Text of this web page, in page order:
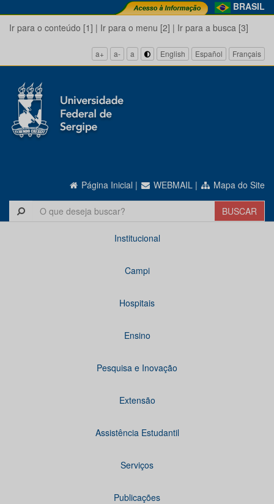
BRASIL
Ir para o conteúdo [1] | Ir para o menu [2] | Ir para a busca [3]
a+ a- a English Español Français
Página Inicial | WEBMAIL | Mapa do Site
Institucional
Campi
Hospitais
Ensino
Pesquisa e Inovação
Extensão
Assistência Estudantil
Serviços
Publicações